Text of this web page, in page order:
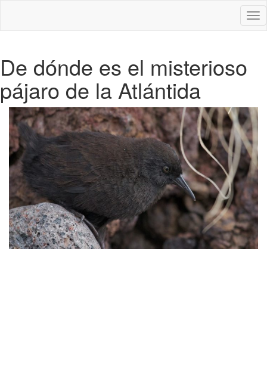
De dónde es el misterioso
pájaro de la Atlántida